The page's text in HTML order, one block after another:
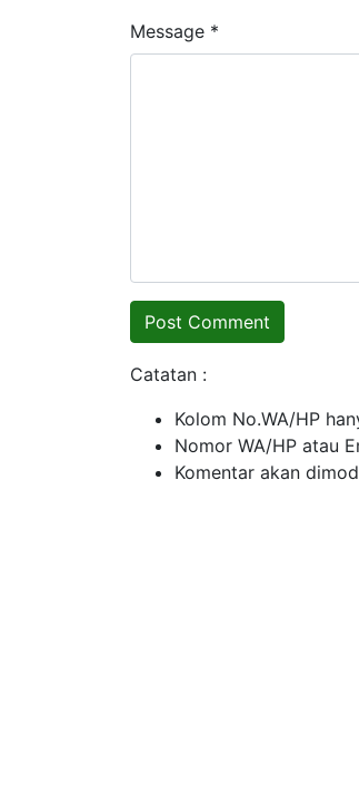
Message *
Catatan :
Kolom No.WA/HP
Nomor WA/HP atau
Komentar akan